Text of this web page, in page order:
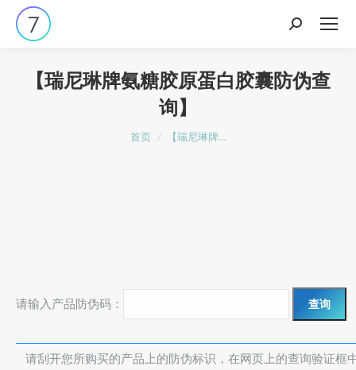
搜
【瑞尼琳牌氨糖胶原蛋白胶囊防伪查
询】
您在这里：
首页 【瑞尼琳牌…
请输入产品防伪码：
请刮开您所购买的产品上的防伪标识，在网页上的查询验证框